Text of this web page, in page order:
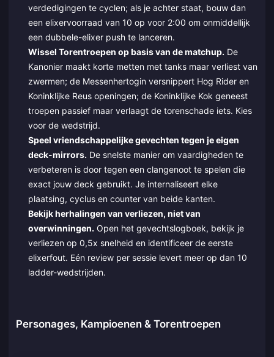
verdedigingen te cyclen; als je achter staat, bouw dan
een elixervoorraad van 10 op voor 2:00 om onmiddellijk
een dubbele-elixer push te lanceren.
Wissel Torentroepen op basis van de matchup. De
Kanonier maakt korte metten met tanks maar verliest van
zwermen; de Messenhertogin versnippert Hog Rider en
Koninklijke Reus openingen; de Koninklijke Kok geneest
troepen passief maar verlaagt de torenschade iets. Kies
voor de wedstrijd.
Speel vriendschappelijke gevechten tegen je eigen
deck-mirrors. De snelste manier om vaardigheden te
verbeteren is door tegen een clangenoot te spelen die
exact jouw deck gebruikt. Je internaliseert elke
plaatsing, cyclus en counter van beide kanten.
Bekijk herhalingen van verliezen, niet van
overwinningen. Open het gevechtslogboek, bekijk je
verliezen op 0,5x snelheid en identificeer de eerste
elixerfout. Eén review per sessie levert meer op dan 10
ladder-wedstrijden.
Personages, Kampioenen & Torentroepen